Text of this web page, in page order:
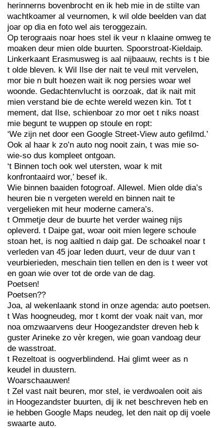
herinnerns bovenbrocht en ik heb mie in de stilte van
wachtkoamer al veurnomen, k wil olde beelden van dat
joar op dia en foto wel ais teroggezain.
Op terograais noar hoes stel ik veur n klaaine omweg te
moaken deur mien olde buurten. Spoorstroat-Kieldaip.
Linkerkaant Erasmusweg is aal nijbaauw, rechts is t bie
t olde bleven. k Wil Ilse der nait te veul mit vervelen,
mor bie n bult hoezen wait ik nog persies woar wel
woonde. Gedachtenvlucht is oorzoak, dat ik nait mit
mien verstand bie de echte wereld wezen kin. Tot t
mement, dat Ilse, schienboar zo mor oet t niks noast
mie begunt te wuppen op stoule en ropt:
‘We zijn net door een Google Street-View auto gefilmd.’
Ook al haar k zo’n auto nog nooit zain, t was mie so-
wie-so dus kompleet ontgoan.
‘t Binnen toch ook wel utersten, woar k mit
konfrontaaird wor,’ besef ik.
Wie binnen baaiden fotogroaf. Allewel. Mien olde dia’s
heuren bie n vergeten wereld en binnen nait te
vergelieken mit heur moderne camera’s.
t Ommetje deur de buurte het verder waineg nijs
opleverd. t Daipe gat, woar ooit mien legere schoule
stoan het, is nog aaltied n daip gat. De schoakel noar t
verleden van 45 joar leden duurt, veur de duur van t
veurbierieden, meschain tien tellen en den is t weer vot
en goan wie over tot de orde van de dag.
Poetsen!
Poetsen??
Joa, al wekenlaank stond in onze agenda: auto poetsen.
t Was hoogneudeg, mor t komt der voak nait van, mor
noa omzwaarvens deur Hoogezandster dreven heb k
guster Arineke zo vèr kregen, wie goan vandoag deur
de wasstroat.
t Rezeltoat is oogverblindend. Hai glimt weer as n
keudel in duustern.
Woarschaauwen!
t Zel vast nait beuren, mor stel, ie verdwoalen ooit ais
in Hoogezandster buurten, dij ik net beschreven heb en
ie hebben Google Maps neudeg, let den nait op dij voele
swaarte auto.